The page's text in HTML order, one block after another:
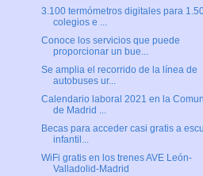
3.100 termómetros digitales para
colegios e ...
Conoce los servicios que puede
proporcionar un bue...
Se amplia el recorrido de la línea de
autobuses ur...
Calendario laboral 2021 en la
de Madrid ...
Becas para acceder casi gratis a
infantil...
WiFi gratis en los trenes AVE León-
Valladolid-Madrid